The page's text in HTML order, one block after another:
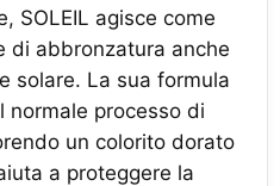
SOLEIL agisce come
di abbronzatura anche
solare. La sua formula
normale processo di
un colorito dorato
a proteggere la